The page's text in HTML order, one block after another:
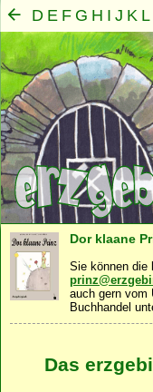
D E F G H I J K L
Mensch·Seele·
Dor klaane
Sie können die
auch gern vom
Buchhandel
Das